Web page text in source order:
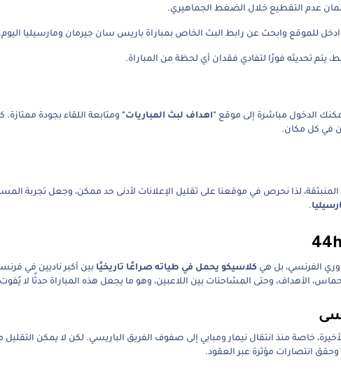
عدم التقطيع خلال الضغط الجماهيري.
للموقع وابحث عن رابط البث الخاص بمباراة باريس سان جيرمان ومارسيليا اليوم.
يتم تحديثه فورًا لتفادي فقدان أي لحظة من المباراة.
الدخول مباشرة إلى موقع "اهداف لبث المباريات" ومتابعة اللقاء بجودة ممتازة.
في كل مكان.
المنبثقة، لذا نحرص في موقعنا على تقليل الإعلانات لأدنى حد ممكن، وجعل تجربة
.
الفرنسي، بل هي كلاسيكو يحمل في طياته صراعًا تاريخيًا بين أكبر ناديين في
الأهداف، وحتى المشاحنات بين اللاعبين، وهو ما يجعل هذه المباراة حدثًا لا
خاصة منذ انتقال نيمار ومبابي إلى صفوف الفريق الباريسي. لكن لا يمكن
وحقق انتصارات مؤثرة عبر العقود.